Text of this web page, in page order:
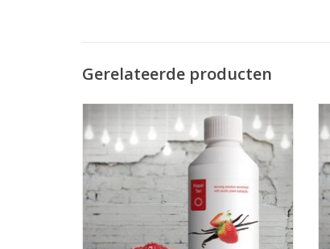
Gerelateerde producten
Suntana Suntana Rapid Tan Vloeistof-
Snelbruiner Strawberry/Vanille
TOEVOEGEN AAN WINKELWAGEN